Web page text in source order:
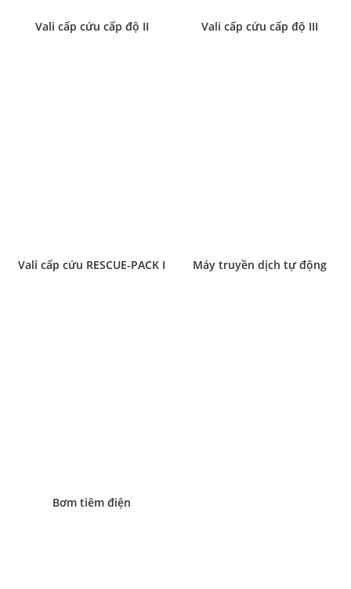
Vali cấp cứu cấp độ II Vali cấp cứu cấp độ III
Vali cấp cứu RESCUE-PACK I Máy truyền dịch tự động
Bơm tiêm điện